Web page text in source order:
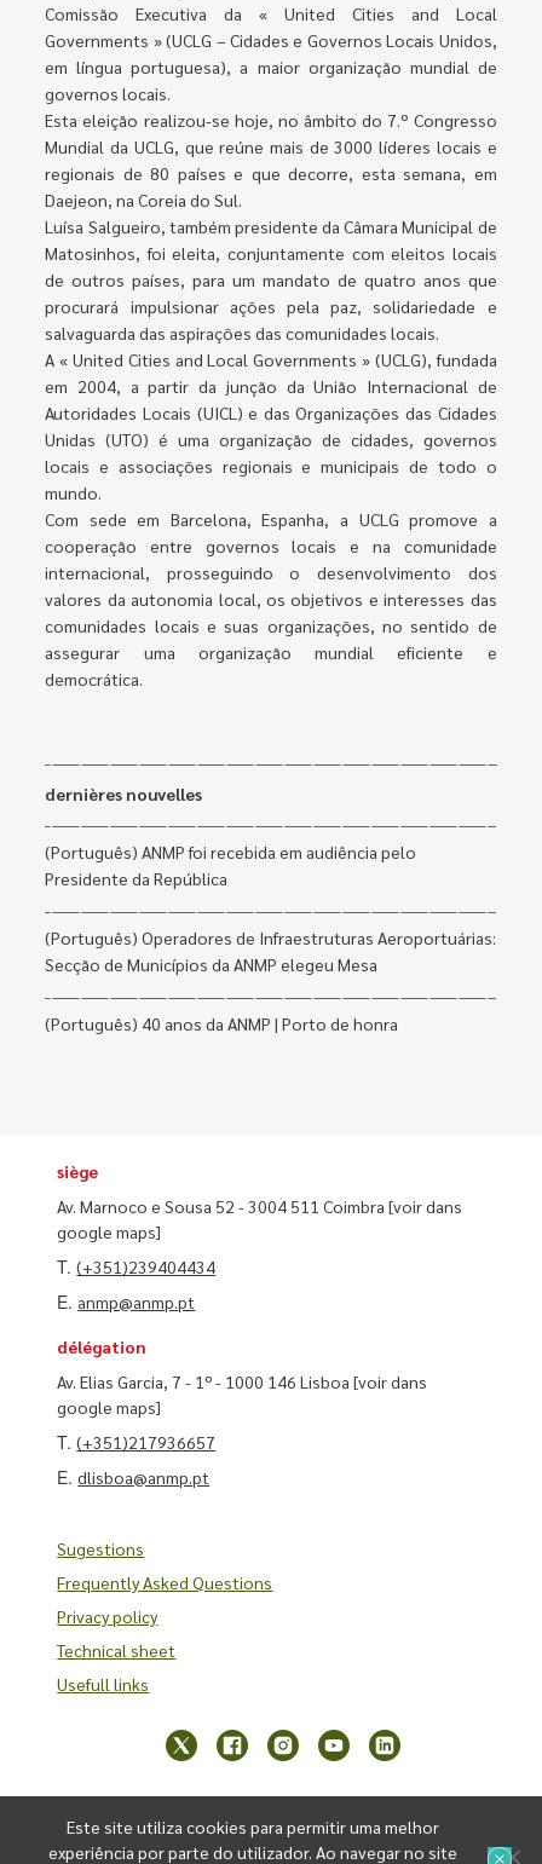
Comissão Executiva da « United Cities and Local
Governments » (UCLG – Cidades e Governos Locais Unidos,
em língua portuguesa), a maior organização mundial de
governos locais.
Esta eleição realizou-se hoje, no âmbito do 7.º Congresso
Mundial da UCLG, que reúne mais de 3000 líderes locais e
regionais de 80 países e que decorre, esta semana, em
Daejeon, na Coreia do Sul.
Luísa Salgueiro, também presidente da Câmara Municipal de
Matosinhos, foi eleita, conjuntamente com eleitos locais
de outros países, para um mandato de quatro anos que
procurará impulsionar ações pela paz, solidariedade e
salvaguarda das aspirações das comunidades locais.
A « United Cities and Local Governments » (UCLG), fundada
em 2004, a partir da junção da União Internacional de
Autoridades Locais (UICL) e das Organizações das Cidades
Unidas (UTO) é uma organização de cidades, governos
locais e associações regionais e municipais de todo o
mundo.
Com sede em Barcelona, Espanha, a UCLG promove a
cooperação entre governos locais e na comunidade
internacional, prosseguindo o desenvolvimento dos
valores da autonomia local, os objetivos e interesses das
comunidades locais e suas organizações, no sentido de
assegurar uma organização mundial eficiente e
democrática.
dernières nouvelles
(Português) ANMP foi recebida em audiência pelo
Presidente da República
(Português) Operadores de Infraestruturas Aeroportuárias:
Secção de Municípios da ANMP elegeu Mesa
(Português) 40 anos da ANMP | Porto de honra
siège
Av. Marnoco e Sousa 52 - 3004 511 Coimbra[voir dans
google maps]
T.(+351)239404434
E. anmp@anmp.pt
délégation
Av. Elias Garcia, 7 - 1º - 1000 146 Lisboa[voir dans
google maps]
T.(+351)217936657
E.dlisboa@anmp.pt
Sugestions
Frequently Asked Questions
Privacy policy
Technical sheet
Usefull links
Este site utiliza cookies para permitir uma melhor
experiência por parte do utilizador. Ao navegar no site